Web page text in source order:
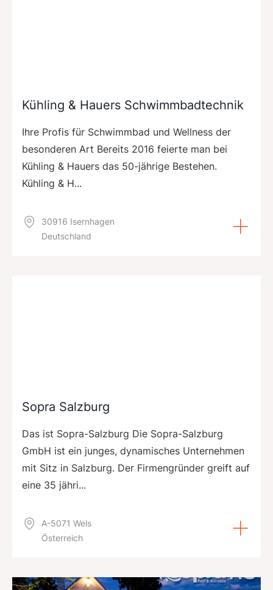
Kühling & Hauers Schwimmbadtechnik
Ihre Profis für Schwimmbad und Wellness der
besonderen Art Bereits 2016 feierte man bei
Kühling & Hauers das 50-jährige Bestehen.
Kühling & H...
30916 Isernhagen
Deutschland
Sopra Salzburg
Das ist Sopra-Salzburg Die Sopra-Salzburg
GmbH ist ein junges, dynamisches Unternehmen
mit Sitz in Salzburg. Der Firmengründer greift auf
eine 35 jähri...
A-5071 Wels
Österreich